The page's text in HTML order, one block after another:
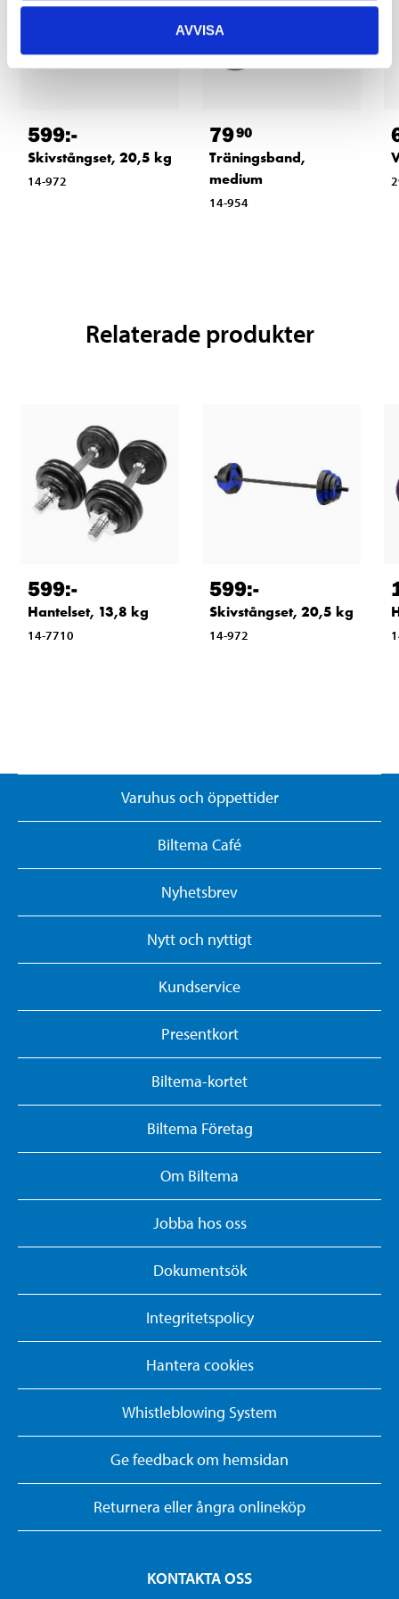
AVVISA
599:-
Skivstångset, 20,5 kg
14-972
7990
Träningsband,
medium
14-954
Relaterade produkter
599:-
Hantelset, 13,8 kg
14-7710
599:-
Skivstångset, 20,5 kg
14-972
Varuhus och öppettider
Biltema Café
Nyhetsbrev
Nytt och nyttigt
Kundservice
Presentkort
Biltema-kortet
Biltema Företag
Om Biltema
Jobba hos oss
Dokumentsök
Integritetspolicy
Hantera cookies
Whistleblowing System
Ge feedback om hemsidan
Returnera eller ångra onlineköp
KONTAKTA OSS